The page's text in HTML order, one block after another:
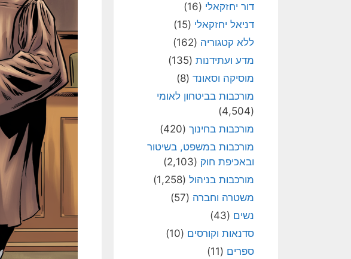
דור יחזקאלי (16)
דניאל יחזקאלי (15)
ללא קטגוריה (162)
מדע ועתידנות (135)
מוסיקה וסאונד (8)
מורכבות בביטחון לאומי
(4,504)
מורכבות בחינוך (420)
מורכבות במשפט, בשיטור
ובאכיפת חוק (2,103)
מורכבות בניהול (1,258)
משטרה וחברה (57)
נשים (43)
סדנאות וקורסים (10)
ספרים (11)